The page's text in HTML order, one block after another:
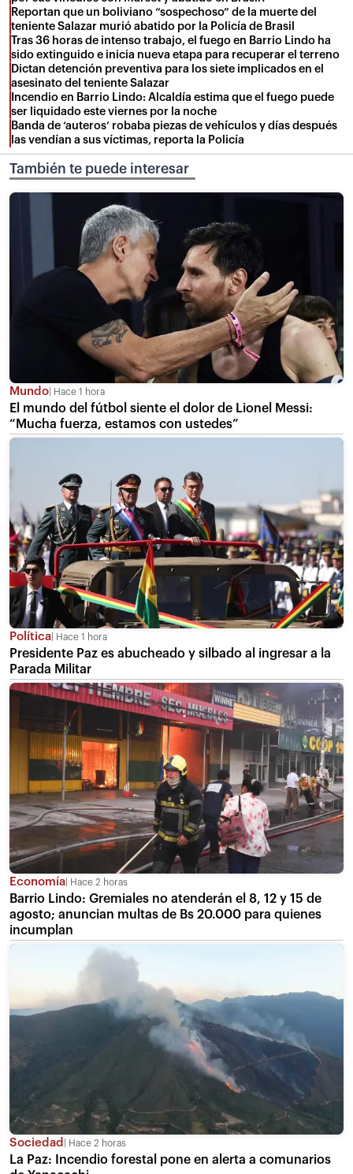
Reportan que un boliviano “sospechoso” de la muerte del
teniente Salazar murió abatido por la Policía de Brasil
Tras 36 horas de intenso trabajo, el fuego en Barrio Lindo ha
sido extinguido e inicia nueva etapa para recuperar el terreno
Dictan detención preventiva para los siete implicados en el
asesinato del teniente Salazar
Incendio en Barrio Lindo: Alcaldía estima que el fuego puede
ser liquidado este viernes por la noche
Banda de ‘auteros’ robaba piezas de vehículos y días después
las vendían a sus víctimas, reporta la Policía
También te puede interesar
Mundo Hace 1 hora
El mundo del fútbol siente el dolor de Lionel Messi:
“Mucha fuerza, estamos con ustedes”
Política Hace 1 hora
Presidente Paz es abucheado y silbado al ingresar a la
Parada Militar
Economía Hace 2 horas
Barrio Lindo: Gremiales no atenderán el 8, 12 y 15 de
agosto; anuncian multas de Bs 20.000 para quienes
incumplan
Sociedad Hace 2 horas
La Paz: Incendio forestal pone en alerta a comunarios